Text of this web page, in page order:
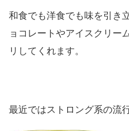
和食でも洋食でも味を引き
ョコレートやアイスクリー
リしてくれます。
最近ではストロング系の流